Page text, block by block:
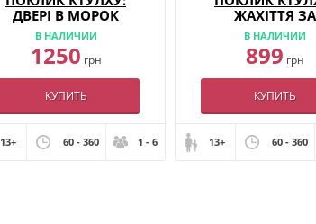
ДВЕРІ В МОРОК
В НАЛИЧИИ
1250 грн
КУПИТЬ
13+ 60 - 360 1 - 6
ЖАХІТТЯ ЗА
БРАМОЮ
В НАЛИЧИИ
899 грн
КУПИТЬ
13+ 60 - 360